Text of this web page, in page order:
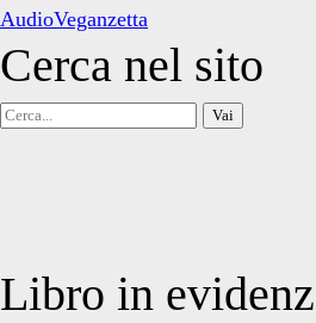
AudioVeganzetta
Cerca nel sito
Cerca
Libro in